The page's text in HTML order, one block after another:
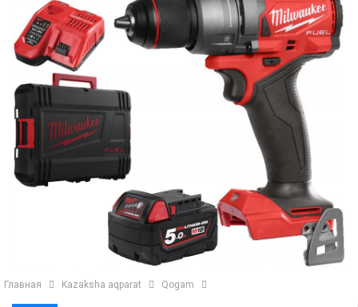
Главная Kazaksha aqparat Qogam